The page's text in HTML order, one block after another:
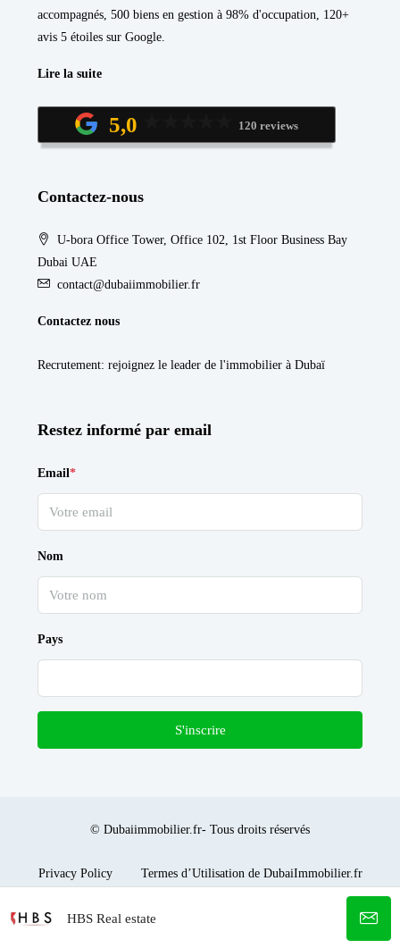
HBS Real estate
accompagnés, 500 biens en gestion à 98% d'occupation, 120+
avis 5 étoiles sur Google.
Lire la suite
5,0 120 reviews
Contactez-nous
U-bora Office Tower, Office 102, 1st Floor Business Bay
Dubai UAE
contact@dubaiimmobilier.fr
Contactez nous
Recrutement: rejoignez le leader de l'immobilier à Dubaï
Restez informé par email
Email*
Nom
Pays
S'inscrire
© Dubaiimmobilier.fr- Tous droits réservés
Privacy Policy Termes d’Utilisation de DubaiImmobilier.fr